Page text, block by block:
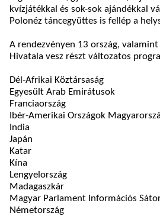
kvízjátékkal és sok-sok ajándékkal
Polonéz táncegyüttes is fellép a
A rendezvényen 13 ország,
Hivatala vesz részt változatos
Dél-Afrikai Köztársaság
Egyesült Arab Emirátusok
Franciaország
Ibér-Amerikai Országok
India
Japán
Katar
Kína
Lengyelország
Madagaszkár
Magyar Parlament Információs
Németország